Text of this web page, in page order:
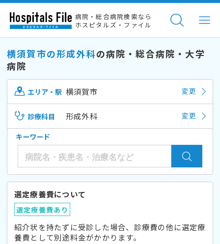
病院・総合病院検索なら
ホスピタルズ・ファイル
横須賀市の形成外科の病院・総合病院・大学
病院
エリア・駅 横須賀市 変更
診療科目 形成外科 変更
キーワード
選定療養費について
選定療養費あり
紹介状を持たずに受診した場合、診療費の他に選定療
養費として別途料金がかかります。